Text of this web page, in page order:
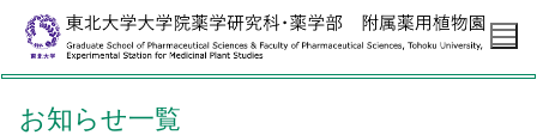
お知らせ一覧